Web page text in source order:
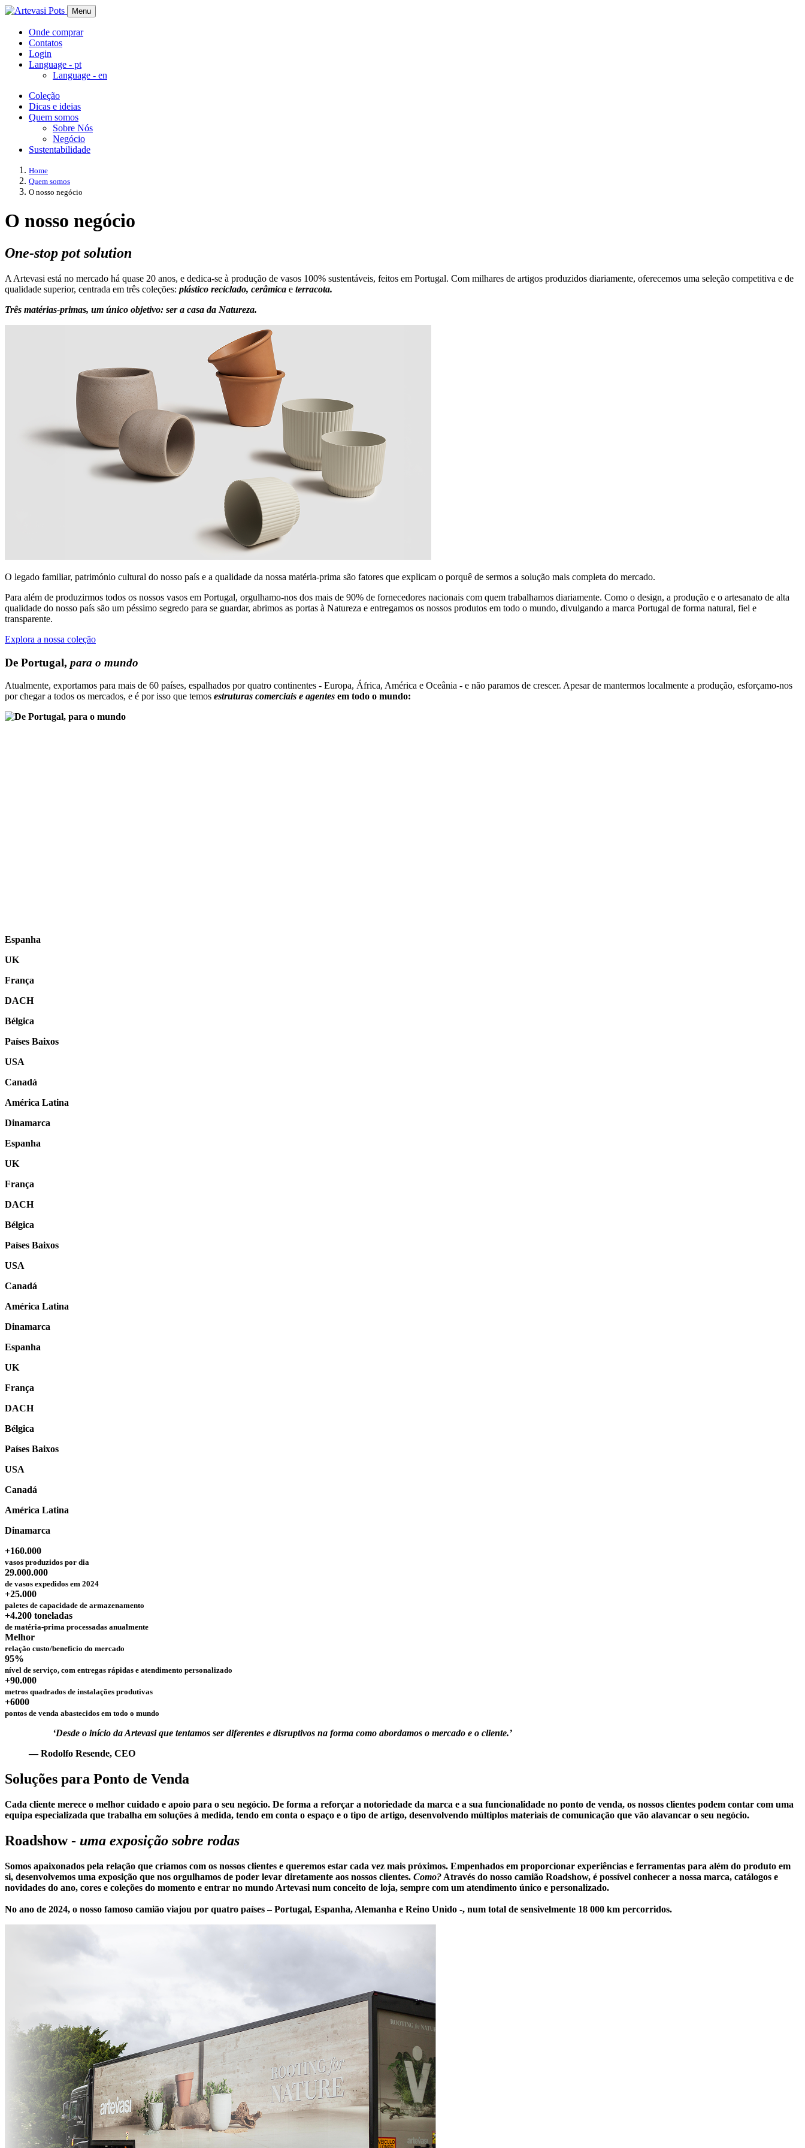
Menu
Onde comprar
Contatos
Login
Language - pt
Language - en
Coleção
Dicas e ideias
Quem somos
Sobre Nós
Negócio
Sustentabilidade
Home
Quem somos
O nosso negócio
O nosso negócio
One-stop pot solution
A Artevasi está no mercado há quase 20 anos, e dedica-se à produção de vasos 100% sustentáveis, feitos em Portugal. Com milhares de artigos produzidos diariamente, oferecemos uma seleção competitiva e de
qualidade superior, centrada em três coleções: plástico reciclado, cerâmica e terracota.
Três matérias-primas, um único objetivo: ser a casa da Natureza.
O legado familiar, património cultural do nosso país e a qualidade da nossa matéria-prima são fatores que explicam o porquê de sermos a solução mais completa do mercado.
Para além de produzirmos todos os nossos vasos em Portugal, orgulhamo-nos dos mais de 90% de fornecedores nacionais com quem trabalhamos diariamente. Como o design, a produção e o artesanato de alta
qualidade do nosso país são um péssimo segredo para se guardar, abrimos as portas à Natureza e entregamos os nossos produtos em todo o mundo, divulgando a marca Portugal de forma natural, fiel e
transparente.
Explora a nossa coleção
De Portugal, para o mundo
Atualmente, exportamos para mais de 60 países, espalhados por quatro continentes - Europa, África, América e Oceânia - e não paramos de crescer. Apesar de mantermos localmente a produção, esforçamo-nos
por chegar a todos os mercados, e é por isso que temos estruturas comerciais e agentes em todo o mundo:
Espanha
UK
França
DACH
Bélgica
Países Baixos
USA
Canadá
América Latina
Dinamarca
Espanha
UK
França
DACH
Bélgica
Países Baixos
USA
Canadá
América Latina
Dinamarca
Espanha
UK
França
DACH
Bélgica
Países Baixos
USA
Canadá
América Latina
Dinamarca
+160.000
vasos produzidos por dia
29.000.000
de vasos expedidos em 2024
+25.000
paletes de capacidade de armazenamento
+4.200 toneladas
de matéria-prima processadas anualmente
Melhor
relação custo/benefício do mercado
95%
nível de serviço, com entregas rápidas e atendimento personalizado
+90.000
metros quadrados de instalações produtivas
+6000
pontos de venda abastecidos em todo o mundo
‘Desde o início da Artevasi que tentamos ser diferentes e disruptivos na forma como abordamos o mercado e o cliente.’
— Rodolfo Resende, CEO
Soluções para Ponto de Venda
Cada cliente merece o melhor cuidado e apoio para o seu negócio. De forma a reforçar a notoriedade da marca e a sua funcionalidade no ponto de venda, os nossos clientes podem contar com uma
equipa especializada que trabalha em soluções à medida, tendo em conta o espaço e o tipo de artigo, desenvolvendo múltiplos materiais de comunicação que vão alavancar o seu negócio.
Roadshow - uma exposição sobre rodas
Somos apaixonados pela relação que criamos com os nossos clientes e queremos estar cada vez mais próximos. Empenhados em proporcionar experiências e ferramentas para além do produto em
si, desenvolvemos uma exposição que nos orgulhamos de poder levar diretamente aos nossos clientes. Como? Através do nosso camião Roadshow, é possível conhecer a nossa marca, catálogos e
novidades do ano, cores e coleções do momento e entrar no mundo Artevasi num conceito de loja, sempre com um atendimento único e personalizado.
No ano de 2024, o nosso famoso camião viajou por quatro países – Portugal, Espanha, Alemanha e Reino Unido -, num total de sensivelmente 18 000 km percorridos.